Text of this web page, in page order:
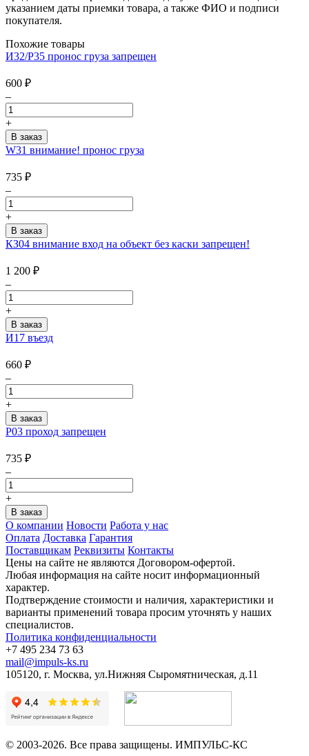
указанием даты приемки товара, а также ФИО и подписи
покупателя.
Похожие товары
И32/P35 пронос груза запрещен
600 ₽
–
+
W31 внимание! пронос груза
735 ₽
–
+
КЗ04 внимание вход на объект без каски запрещен!
1 200 ₽
–
+
И17 въезд
660 ₽
–
+
P03 проход запрещен
735 ₽
–
+
О компании Новости Работа у нас
Оплата Доставка Гарантия
Поставщикам Реквизиты Контакты
Цены на сайте не являются Договором-офертой.
Любая информация на сайте носит информационный
характер.
Подтверждение стоимости и наличия, характеристики и
варианты применений товара просим уточнять у наших
специалистов.
Политика конфиденциальности
+7 495 234 73 63
mail@impuls-ks.ru
105120, г. Москва, ул.Нижняя Сыромятническая, д.11
© 2003-2026. Все права защищены. ИМПУЛЬС-КС